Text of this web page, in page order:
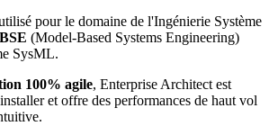
pour le domaine de l'Ingénierie Système
(Model-Based Systems Engineering)
SysML.
100% agile, Enterprise Architect est
et offre des performances de haut vol